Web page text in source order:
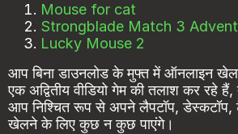
Mouse for cat
Strongblade Match 3
Lucky Mouse 2
आप बिना डाउनलोड के मुफ्त में ऑनलाइन
एक अद्वितीय वीडियो गेम की तलाश कर रहे हैं,
आप निश्चित रूप से अपने लैपटॉप, डेस्कटॉप,
खेलने के लिए कुछ न कुछ पाएंगे।